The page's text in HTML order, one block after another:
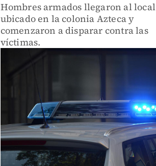
Hombres armados llegaron al local
ubicado en la colonia Azteca y
comenzaron a disparar contra las
víctimas.